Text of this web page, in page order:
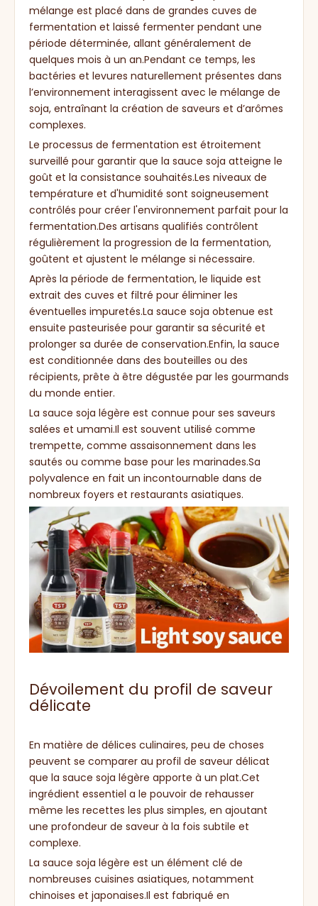
mélange est placé dans de grandes cuves de
fermentation et laissé fermenter pendant une
période déterminée, allant généralement de
quelques mois à un an.Pendant ce temps, les
bactéries et levures naturellement présentes dans
l’environnement interagissent avec le mélange de
soja, entraînant la création de saveurs et d’arômes
complexes.
Le processus de fermentation est étroitement
surveillé pour garantir que la sauce soja atteigne le
goût et la consistance souhaités.Les niveaux de
température et d'humidité sont soigneusement
contrôlés pour créer l'environnement parfait pour la
fermentation.Des artisans qualifiés contrôlent
régulièrement la progression de la fermentation,
goûtent et ajustent le mélange si nécessaire.
Après la période de fermentation, le liquide est
extrait des cuves et filtré pour éliminer les
éventuelles impuretés.La sauce soja obtenue est
ensuite pasteurisée pour garantir sa sécurité et
prolonger sa durée de conservation.Enfin, la sauce
est conditionnée dans des bouteilles ou des
récipients, prête à être dégustée par les gourmands
du monde entier.
La sauce soja légère est connue pour ses saveurs
salées et umami.Il est souvent utilisé comme
trempette, comme assaisonnement dans les
sautés ou comme base pour les marinades.Sa
polyvalence en fait un incontournable dans de
nombreux foyers et restaurants asiatiques.
Dévoilement du profil de saveur
délicate
En matière de délices culinaires, peu de choses
peuvent se comparer au profil de saveur délicat
que la sauce soja légère apporte à un plat.Cet
ingrédient essentiel a le pouvoir de rehausser
même les recettes les plus simples, en ajoutant
une profondeur de saveur à la fois subtile et
complexe.
La sauce soja légère est un élément clé de
nombreuses cuisines asiatiques, notamment
chinoises et japonaises.Il est fabriqué en